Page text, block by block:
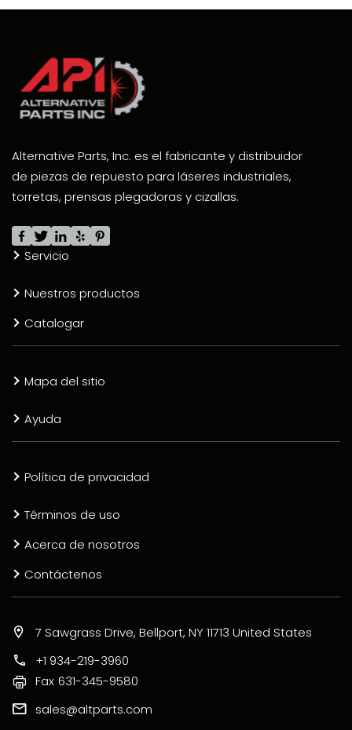
Alternative Parts, Inc. es el fabricante y distribuidor
de piezas de repuesto para láseres industriales,
torretas, prensas plegadoras y cizallas.
Servicio
Nuestros productos
Catalogar
Mapa del sitio
Ayuda
Política de privacidad
Términos de uso
Acerca de nosotros
Contáctenos
7 Sawgrass Drive, Bellport, NY 11713 United States
+1 934-219-3960
Fax 631-345-9580
sales@altparts.com